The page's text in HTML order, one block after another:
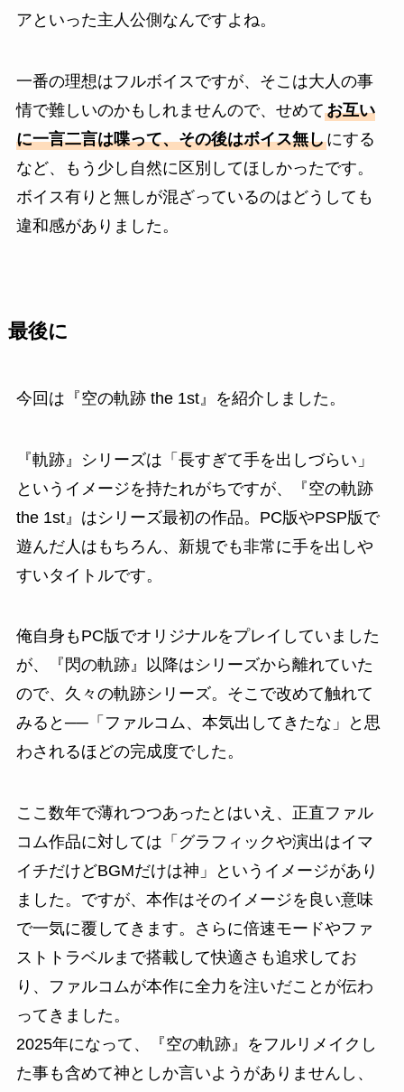
アといった主人公側なんですよね。
一番の理想はフルボイスですが、そこは大人の事
情で難しいのかもしれませんので、せめてお互い
に一言二言は喋って、その後はボイス無しにする
など、もう少し自然に区別してほしかったです。
ボイス有りと無しが混ざっているのはどうしても
違和感がありました。
最後に
今回は『空の軌跡 the 1st』を紹介しました。
『軌跡』シリーズは「長すぎて手を出しづらい」
というイメージを持たれがちですが、『空の軌跡
the 1st』はシリーズ最初の作品。PC版やPSP版で
遊んだ人はもちろん、新規でも非常に手を出しや
すいタイトルです。
俺自身もPC版でオリジナルをプレイしていました
が、『閃の軌跡』以降はシリーズから離れていた
ので、久々の軌跡シリーズ。そこで改めて触れて
みると──「ファルコム、本気出してきたな」と思
わされるほどの完成度でした。
ここ数年で薄れつつあったとはいえ、正直ファル
コム作品に対しては「グラフィックや演出はイマ
イチだけどBGMだけは神」というイメージがあり
ました。ですが、本作はそのイメージを良い意味
で一気に覆してきます。さらに倍速モードやファ
ストトラベルまで搭載して快適さも追求してお
り、ファルコムが本作に全力を注いだことが伝わ
ってきました。
2025年になって、『空の軌跡』をフルリメイクし
た事も含めて神としか言いようがありませんし、